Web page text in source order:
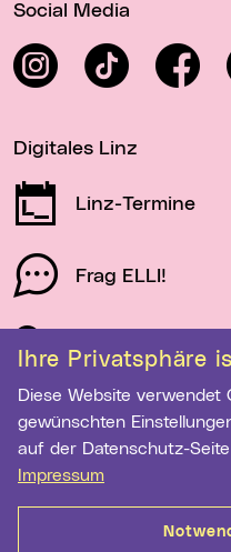
Ihre Privatsphäre
Diese Website verwendet Cookies. Bitte wählen Sie Ihre
gewünschten
auf der Datenschutz-
Impressum
Social Media
InstagramTikTok Facebook
Digitales Linz
Linz-Termine
Frag ELLI!
Schau auf Linz
Newsletter-Anmeldung
E-Mail-Adresse eingeben